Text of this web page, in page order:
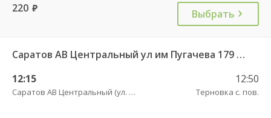
220 руб. Выбрать
Саратов АВ Центральный ул им Пугачева 179 А — Старая Полтавка
12:15
Саратов АВ Центральный (ул. им. Пугачева, 179 А)
12:50
Терновка с. пов.